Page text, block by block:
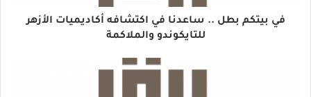
في بيتكم بطل .. ساعدنا في اكتشافه أكاديميات الأزهر
للتايكوندو والملاكمة